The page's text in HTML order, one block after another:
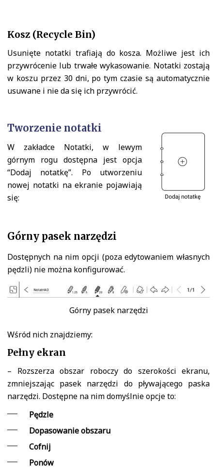
Kosz (Recycle Bin)
Usunięte notatki trafiają do kosza. Możliwe jest ich
przywrócenie lub trwałe wykasowanie. Notatki zostają
w koszu przez 30 dni, po tym czasie są automatycznie
usuwane i nie da się ich przywrócić.
Tworzenie notatki
W zakładce Notatki, w lewym
górnym rogu dostępna jest opcja
“Dodaj notatkę”. Po utworzeniu
nowej notatki na ekranie pojawiają
się:
Górny pasek narzędzi
Dostępnych na nim opcji (poza edytowaniem własnych
pędzli) nie można konfigurować.
Górny pasek narzędzi
Wśród nich znajdziemy:
Pełny ekran
– Rozszerza obszar roboczy do szerokości ekranu,
zmniejszając pasek narzędzi do pływającego paska
narzędzi. Dostępne na nim domyślnie opcje to:
Pędzle
Dopasowanie obszaru
Cofnij
Ponów